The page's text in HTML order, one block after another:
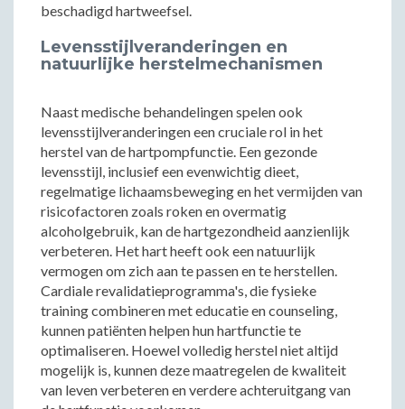
beschadigd hartweefsel.
Levensstijlveranderingen en
natuurlijke herstelmechanismen
Naast medische behandelingen spelen ook
levensstijlveranderingen een cruciale rol in het
herstel van de hartpompfunctie. Een gezonde
levensstijl, inclusief een evenwichtig dieet,
regelmatige lichaamsbeweging en het vermijden van
risicofactoren zoals roken en overmatig
alcoholgebruik, kan de hartgezondheid aanzienlijk
verbeteren. Het hart heeft ook een natuurlijk
vermogen om zich aan te passen en te herstellen.
Cardiale revalidatieprogramma's, die fysieke
training combineren met educatie en counseling,
kunnen patiënten helpen hun hartfunctie te
optimaliseren. Hoewel volledig herstel niet altijd
mogelijk is, kunnen deze maatregelen de kwaliteit
van leven verbeteren en verdere achteruitgang van